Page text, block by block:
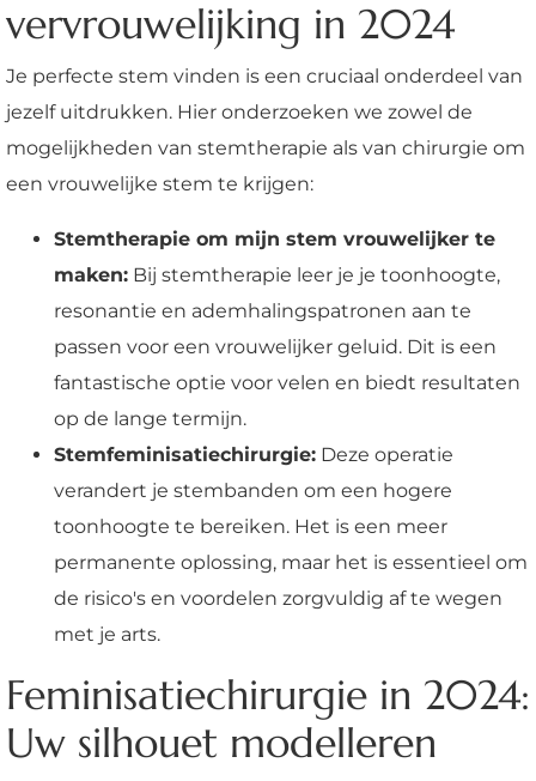
vervrouwelijking in 2024
Je perfecte stem vinden is een cruciaal onderdeel van
jezelf uitdrukken. Hier onderzoeken we zowel de
mogelijkheden van stemtherapie als van chirurgie om
een vrouwelijke stem te krijgen:
Stemtherapie om mijn stem vrouwelijker te
maken: Bij stemtherapie leer je je toonhoogte,
resonantie en ademhalingspatronen aan te
passen voor een vrouwelijker geluid. Dit is een
fantastische optie voor velen en biedt resultaten
op de lange termijn.
Stemfeminisatiechirurgie: Deze operatie
verandert je stembanden om een hogere
toonhoogte te bereiken. Het is een meer
permanente oplossing, maar het is essentieel om
de risico's en voordelen zorgvuldig af te wegen
met je arts.
Feminisatiechirurgie in 2024:
Uw silhouet modelleren